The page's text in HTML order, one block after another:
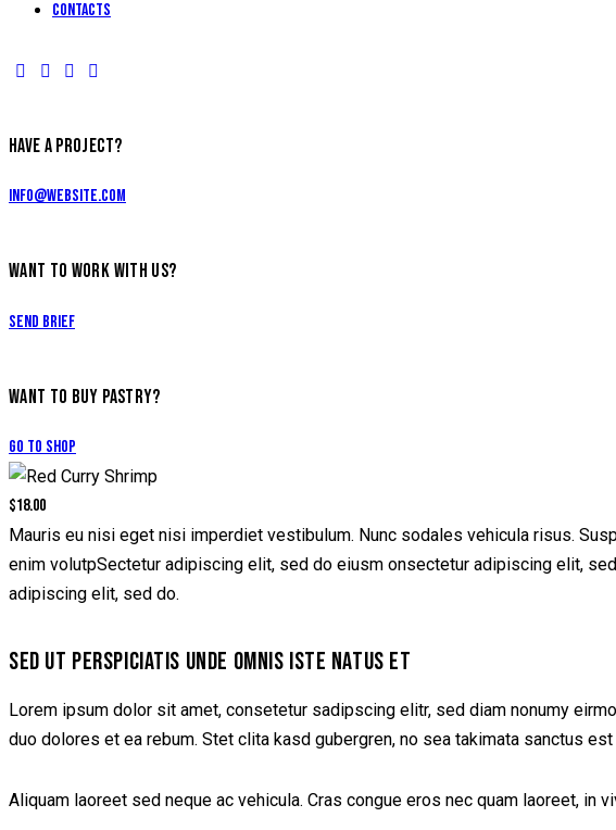
Contacts
HAVE A PROJECT?
info@website.com
WANT TO WORK WITH US?
Send Brief
WANT TO BUY PASTRY?
Go to Shop
$18.00
Mauris eu nisi eget nisi imperdiet vestibulum. Nunc sodales vehicula risus.
enim volutpSectetur adipiscing elit, sed do eiusm onsectetur adipiscing elit,
adipiscing elit, sed do.
SED UT PERSPICIATIS UNDE OMNIS ISTE NATUS ET
Lorem ipsum dolor sit amet, consetetur sadipscing elitr, sed diam nonumy
duo dolores et ea rebum. Stet clita kasd gubergren, no sea takimata sanctus
Aliquam laoreet sed neque ac vehicula. Cras congue eros nec quam laoreet, in